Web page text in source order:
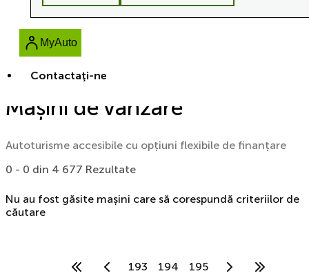
Contactaţi-ne
MyAuto
Mașini de vânzare
Autoturisme accesibile cu opțiuni flexibile de finanțare
0 - 0 din 4 677 Rezultate
Nu au fost găsite mașini care să corespundă criteriilor de
căutare
193 194 195